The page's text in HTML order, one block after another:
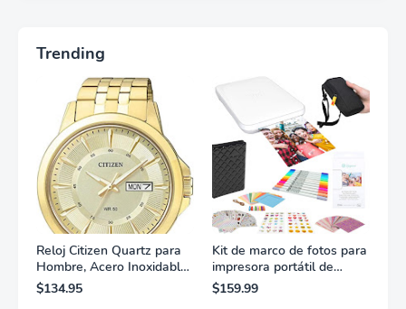
Trending
Reloj Citizen Quartz para
Hombre, Acero Inoxidable,
Clásico, Dorado
$134.95
Kit de marco de fotos para
impresora portátil de
fotografías y vídeos
Lifeprint 3x4,5 (blanca)
$159.99